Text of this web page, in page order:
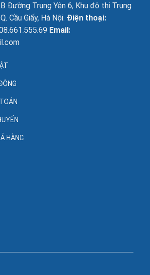
Đường Trung Yên 6, Khu đô thị Trung
Cầu Giấy, Hà Nội. Điện thoại:
Email:
HÀNG